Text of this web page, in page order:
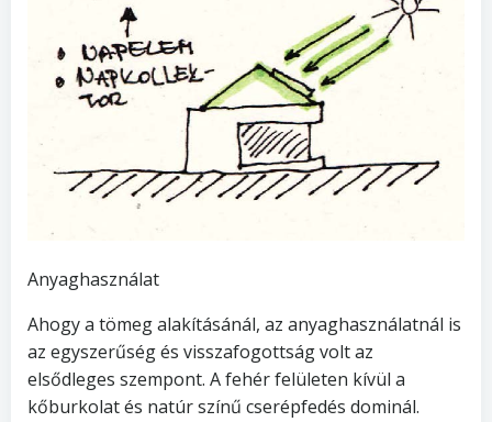
Anyaghasználat
Ahogy a tömeg alakításánál, az anyaghasználatnál is
az egyszerűség és visszafogottság volt az
elsődleges szempont. A fehér felületen kívül a
kőburkolat és natúr színű cserépfedés dominál.